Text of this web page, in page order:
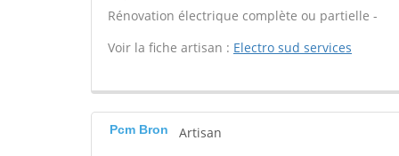
Rénovation électrique complète ou partielle -
Voir la fiche artisan : Electro sud services
Pcm Bron Artisan